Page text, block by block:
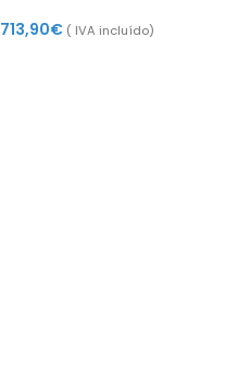
713,90€ ( IVA incluído)